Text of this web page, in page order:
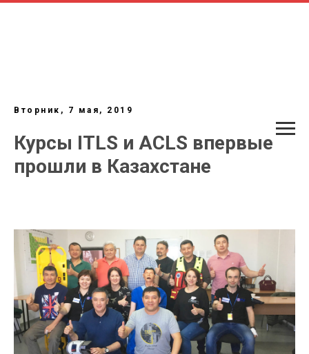
Вторник, 7 мая, 2019
Курсы ITLS и ACLS впервые
прошли в Казахстане